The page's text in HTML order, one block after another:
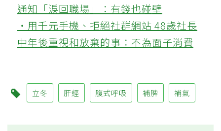
通知「淚回職場」：有錢也碰壁
‧用千元手機、拒絕社群網站 48歲社長
中年後重視和放棄的事：不為面子消費
立冬 肝經 腹式呼吸 補脾 補氣